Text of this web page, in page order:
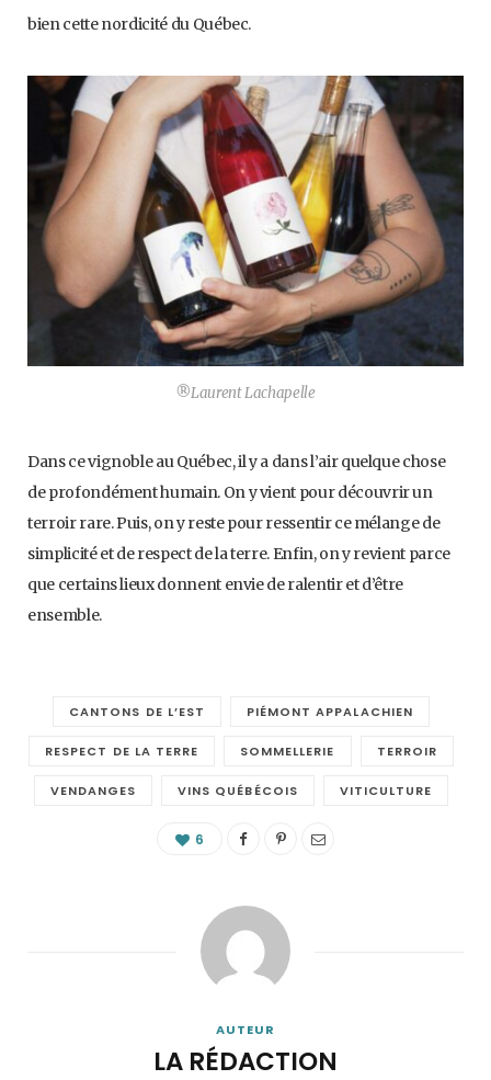
bien cette nordicité du Québec.
®Laurent Lachapelle
Dans ce vignoble au Québec, il y a dans l’air quelque chose
de profondément humain. On y vient pour découvrir un
terroir rare. Puis, on y reste pour ressentir ce mélange de
simplicité et de respect de la terre. Enfin, on y revient parce
que certains lieux donnent envie de ralentir et d’être
ensemble.
CANTONS DE L’EST PIÉMONT APPALACHIEN
RESPECT DE LA TERRE SOMMELLERIE TERROIR
VENDANGES VINS QUÉBÉCOIS VITICULTURE
6
AUTEUR
LA RÉDACTION